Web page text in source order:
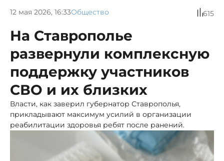
12 мая 2026, 16:33Общество 615
На Ставрополье
развернули комплексную
поддержку участников
СВО и их близких
Власти, как заверил губернатор Ставрополья,
прикладывают максимум усилий в организации
реабилитации здоровья ребят после ранений.